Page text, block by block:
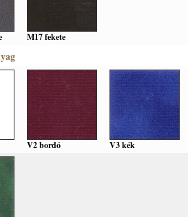
M17 fekete
V2 bordó V3 kék